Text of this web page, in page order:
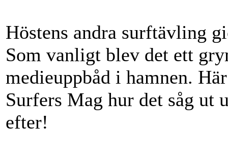
Höstens andra surftävling
Som vanligt blev det ett
medieuppbåd i hamnen.
Surfers Mag hur det såg ut
efter!